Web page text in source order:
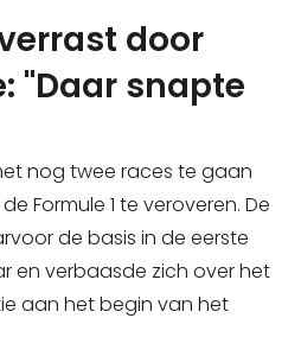
door
"Daar snapte
nog twee races te gaan
Formule 1 te veroveren. De
de basis in de eerste
en verbaasde zich over het
aan het begin van het